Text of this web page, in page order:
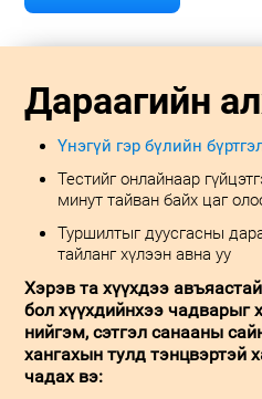
Дараагийн
Үнэгүй гэр бүлийн
Тестийг онлайнаар
минут тайван байх цаг
Туршилтыг дуусгасны
тайланг хүлээн авна уу
Хэрэв та хүүхдээ
бол хүүхдийнхээ чадварыг
нийгэм, сэтгэл санааны
хангахын тулд тэнцвэртэй
чадах вэ: